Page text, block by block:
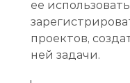
ее
проектов,
ней задачи.